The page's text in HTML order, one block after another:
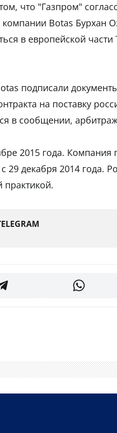
что "Газпром"
Botas Бурхан
в европейской
подписали
на поставку
в сообщении,
2015 года. Компания
29 декабря 2014 года.
практикой.